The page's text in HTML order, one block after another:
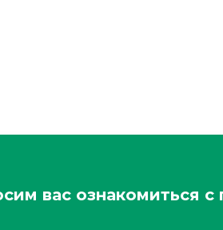
вас ознакомиться